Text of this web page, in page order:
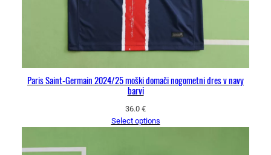
Paris Saint-Germain 2024/25 moški domači nogometni dres v navy
barvi
36.0 €
Select options